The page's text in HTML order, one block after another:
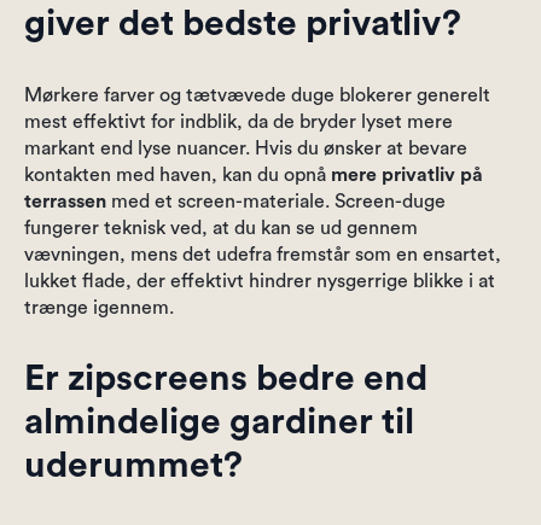
giver det bedste privatliv?
Mørkere farver og tætvævede duge blokerer generelt
mest effektivt for indblik, da de bryder lyset mere
markant end lyse nuancer. Hvis du ønsker at bevare
kontakten med haven, kan du opnå mere privatliv på
terrassen med et screen-materiale. Screen-duge
fungerer teknisk ved, at du kan se ud gennem
vævningen, mens det udefra fremstår som en ensartet,
lukket flade, der effektivt hindrer nysgerrige blikke i at
trænge igennem.
Er zipscreens bedre end
almindelige gardiner til
uderummet?